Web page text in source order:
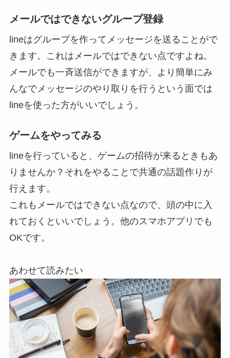
メールではできないグループ登録
lineはグループを作ってメッセージを送ることがで
きます。これはメールではできない点ですよね。
メールでも一斉送信ができますが、より簡単にみ
んなでメッセージのやり取りを行うという面では
lineを使った方がいいでしょう。
ゲームをやってみる
lineを行っていると、ゲームの招待が来るときもあ
りませんか？それをやることで共通の話題作りが
行えます。
これもメールではできない点なので、頭の中に入
れておくといいでしょう。他のスマホアプリでも
OKです。
あわせて読みたい